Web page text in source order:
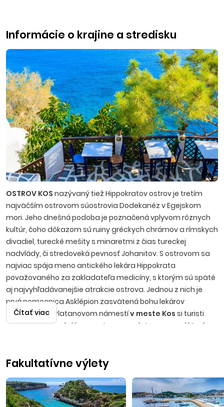
Informácie o krajine a stredisku
OSTROV KOS nazývaný tiež Hippokratov ostrov je tretím
najväčším ostrovom súostrovia Dodekanéz v Egejskom
mori. Jeho dnešná podoba je poznačená vplyvom rôznych
kultúr, čoho dôkazom sú ruiny gréckych chrámov a rímskych
divadiel, turecké mešity s minaretmi z čias tureckej
nadvlády, či stredoveká pevnosť Johanitov. S ostrovom sa
najviac spája meno antického lekára Hippokrata
považovaného za zakladateľa medicíny, s ktorým sú späté
aj najvyhľadávanejšie atrakcie ostrova. Jednou z nich je
prvá nemocnica Asklépion zasvätená bohu lekárov
Asklépiovi. Na Platanovom námestív meste Kos si turisti
radi posedia pod slávnym stromom platanom, pod ktorým
saostrov Kospýši aj zelenou prírodou, piesočnatými
tešia aj milovníci najrôznejších druhov vodných
športov. Vďaka svojej neveľkej rozlohe je možné preskúmať
Čítať viac
Fakultatívne výlety